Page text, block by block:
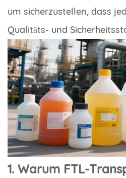
um sicherzustellen, dass
Qualitäts- und
1. Warum FTL-